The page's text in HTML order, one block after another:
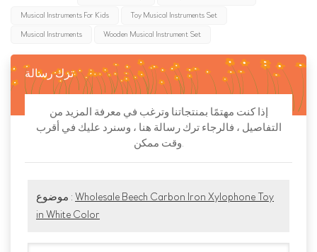
Musical Instruments For Kids Toy Musical Instruments Set
Musical Instruments Wooden Musical Instrument Set
ترك رسالة
إذا كنت مهتمًا بمنتجاتنا وترغب في معرفة المزيد من
التفاصيل ، فالرجاء ترك رسالة هنا ، وسنرد عليك في أقرب
وقت ممكن.
موضوع : Wholesale Beech Carbon Iron Xylophone Toy
in White Color